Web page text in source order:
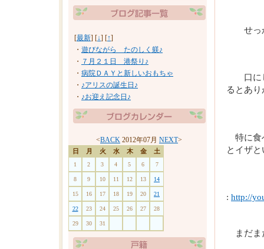
[最新] [↓] [↑]
・ 遊びながら たのしく躾♪
・ ７月２１日 港祭り♪
・ 病院ＤＡＹと新しいおもちゃ
・ ♪アリスの誕生日♪
・ ♪お迎え記念日♪
<BACK 2012年07月 NEXT>
日 月 火 水 木 金 土
1 2 3 4 5 6 7
8 9 10 11 12 13 14
15 16 17 18 19 20 21
22 23 24 25 26 27 28
29 30 31
せっか
口にし
るとあ
特に食
とイザ
: http://
まだま